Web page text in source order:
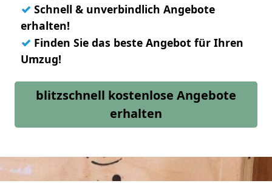
✓ Schnell & unverbindlich Angebote
erhalten!
✓ Finden Sie das beste Angebot für Ihren
Umzug!
blitzschnell kostenlose Angebote
erhalten